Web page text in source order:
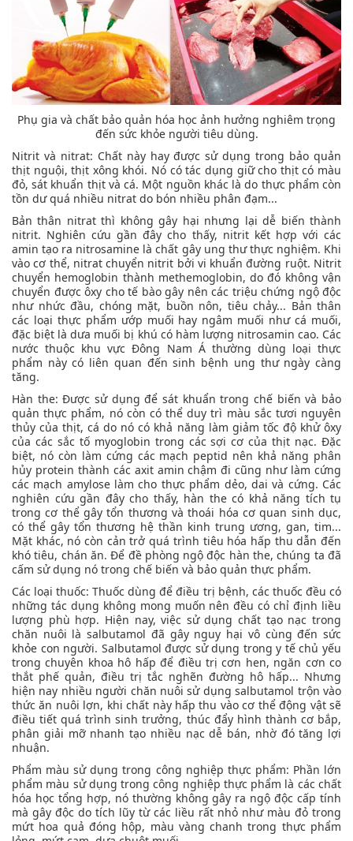
Phụ gia và chất bảo quản hóa học ảnh hưởng nghiêm trọng
đến sức khỏe người tiêu dùng.
Nitrit và nitrat: Chất này hay được sử dụng trong bảo quản
thịt nguội, thịt xông khói. Nó có tác dụng giữ cho thịt có màu
đỏ, sát khuẩn thịt và cá. Một nguồn khác là do thực phẩm còn
tồn dư quá nhiều nitrat do bón nhiều phân đạm...
Bản thân nitrat thì không gây hại nhưng lại dễ biến thành
nitrit. Nghiên cứu gần đây cho thấy, nitrit kết hợp với các
amin tạo ra nitrosamine là chất gây ung thư thực nghiệm. Khi
vào cơ thể, nitrat chuyển nitrit bởi vi khuẩn đường ruột. Nitrit
chuyển hemoglobin thành methemoglobin, do đó không vận
chuyển được ôxy cho tế bào gây nên các triệu chứng ngộ độc
như nhức đầu, chóng mặt, buồn nôn, tiêu chảy... Bản thân
các loại thực phẩm ướp muối hay ngâm muối như cá muối,
đặc biệt là dưa muối bị khú có hàm lượng nitrosamin cao. Các
nước thuộc khu vực Đông Nam Á thường dùng loại thực
phẩm này có liên quan đến sinh bệnh ung thư ngày càng
tăng.
Hàn the: Được sử dụng để sát khuẩn trong chế biến và bảo
quản thực phẩm, nó còn có thể duy trì màu sắc tươi nguyên
thủy của thịt, cá do nó có khả năng làm giảm tốc độ khử ôxy
của các sắc tố myoglobin trong các sợi cơ của thịt nạc. Đặc
biệt, nó còn làm cứng các mạch peptid nên khả năng phân
hủy protein thành các axit amin chậm đi cũng như làm cứng
các mạch amylose làm cho thực phẩm dẻo, dai và cứng. Các
nghiên cứu gần đây cho thấy, hàn the có khả năng tích tụ
trong cơ thể gây tổn thương và thoái hóa cơ quan sinh dục,
có thể gây tổn thương hệ thần kinh trung ương, gan, tim...
Mặt khác, nó còn cản trở quá trình tiêu hóa hấp thu dẫn đến
khó tiêu, chán ăn. Để đề phòng ngộ độc hàn the, chúng ta đã
cấm sử dụng nó trong chế biến và bảo quản thực phẩm.
Các loại thuốc: Thuốc dùng để điều trị bệnh, các thuốc đều có
những tác dụng không mong muốn nên đều có chỉ định liều
lượng phù hợp. Hiện nay, việc sử dụng chất tạo nạc trong
chăn nuôi là salbutamol đã gây nguy hại vô cùng đến sức
khỏe con người. Salbutamol được sử dụng trong y tế chủ yếu
trong chuyên khoa hô hấp để điều trị cơn hen, ngăn cơn co
thắt phế quản, điều trị tắc nghẽn đường hô hấp... Nhưng
hiện nay nhiều người chăn nuôi sử dụng salbutamol trộn vào
thức ăn nuôi lợn, khi chất này hấp thu vào cơ thể động vật sẽ
điều tiết quá trình sinh trưởng, thúc đẩy hình thành cơ bắp,
phân giải mỡ nhanh tạo nhiều nạc dễ bán, nhờ đó tăng lợi
nhuận.
Phẩm màu sử dụng trong công nghiệp thực phẩm: Phần lớn
phẩm màu sử dụng trong công nghiệp thực phẩm là các chất
hóa học tổng hợp, nó thường không gây ra ngộ độc cấp tính
mà gây độc do tích lũy từ các liều rất nhỏ như màu đỏ trong
mứt hoa quả đóng hộp, màu vàng chanh trong thực phẩm